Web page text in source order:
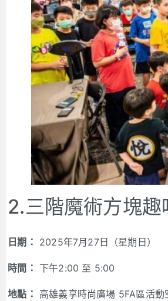
2.三階魔術方塊趣
日期： 2025年7月27日（星期日）
時間： 下午2:00 至 5:00
地點： 高雄義享時尚廣場 5FA區活動